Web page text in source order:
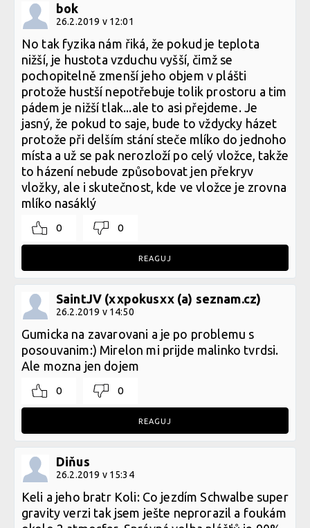
bok
26.2.2019 v 12:01
No tak fyzika nám řiká, že pokud je teplota
nižší, je hustota vzduchu vyšší, čimž se
pochopitelně zmenší jeho objem v plášti
protože hustší nepotřebuje tolik prostoru a tim
pádem je nižší tlak...ale to asi přejdeme. Je
jasný, že pokud to saje, bude to vždycky házet
protože při delším stání steče mlíko do jednoho
místa a už se pak nerozloží po celý vložce, takže
to házení nebude způsobovat jen překryv
vložky, ale i skutečnost, kde ve vložce je zrovna
mlíko nasáklý
0 0
REAGUJ
SaintJV (xxpokusxx (a) seznam.cz)
26.2.2019 v 14:50
Gumicka na zavarovani a je po problemu s
posouvanim:) Mirelon mi prijde malinko tvrdsi.
Ale mozna jen dojem
0 0
REAGUJ
Diňus
26.2.2019 v 15:34
Keli a jeho bratr Koli: Co jezdím Schwalbe super
gravity verzi tak jsem ješte neprorazil a foukám